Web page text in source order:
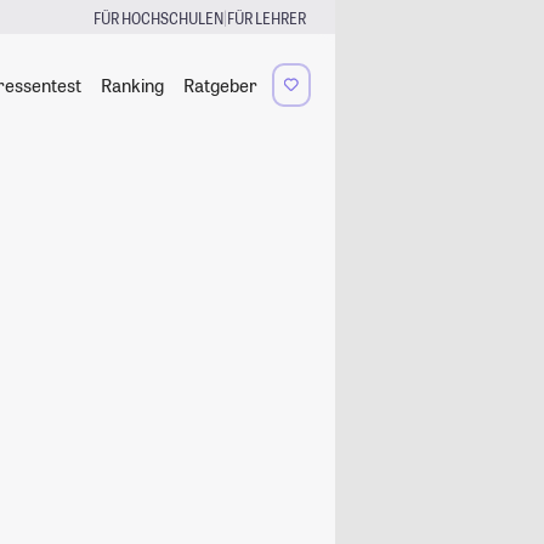
FÜR HOCHSCHULEN|FÜR LEHRER
Ranking Ratgeber